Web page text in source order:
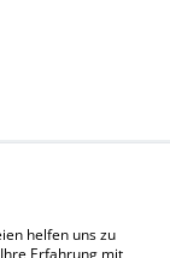
helfen uns zu
Erfahrung mit